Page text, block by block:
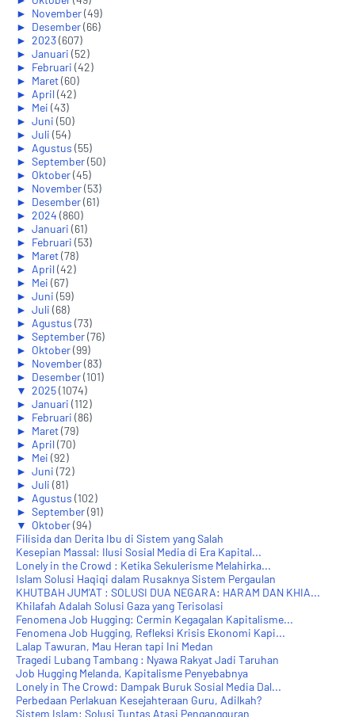
► November(49)
► Desember(66)
► 2023(607)
► Januari (52)
► Februari (42)
► Maret(60)
► April(42)
► Mei (43)
► Juni (50)
► Juli (54)
► Agustus (55)
► September(50)
► Oktober(45)
► November(53)
► Desember(61)
► 2024 (860)
► Januari (61)
► Februari (53)
► Maret(78)
► April(42)
► Mei (67)
► Juni (59)
► Juli (68)
► Agustus (73)
► September(76)
► Oktober(99)
► November(83)
► Desember(101)
▼ 2025(1074)
► Januari (112)
► Februari (86)
► Maret(79)
► April(70)
► Mei (92)
► Juni (72)
► Juli (81)
► Agustus (102)
► September(91)
▼ Oktober(94)
Filisida dan Derita Ibu di Sistem yang Salah
Kesepian Massal: Ilusi Sosial Media di Era Kapital...
Lonely in the Crowd : Ketika Sekulerisme Melahirka...
Islam Solusi Haqiqi dalam Rusaknya Sistem Pergaulan
KHUTBAH JUM'AT : SOLUSI DUA NEGARA: HARAM DAN KHIA...
Khilafah Adalah Solusi Gaza yang Terisolasi
Fenomena Job Hugging: Cermin Kegagalan Kapitalisme...
Fenomena Job Hugging, Refleksi Krisis Ekonomi Kapi...
Lalap Tawuran, Mau Heran tapi Ini Medan
Tragedi Lubang Tambang : Nyawa Rakyat Jadi Taruhan
Job Hugging Melanda, Kapitalisme Penyebabnya
Lonely in The Crowd: Dampak Buruk Sosial Media Dal...
Perbedaan Perlakuan Kesejahteraan Guru, Adilkah?
Sistem Islam: Solusi Tuntas Atasi Pengangguran